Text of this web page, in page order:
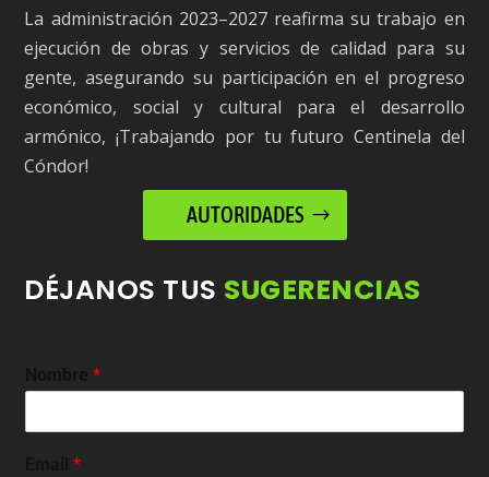
La administración 2023–2027 reafirma su trabajo en
ejecución de obras y servicios de calidad para su
gente, asegurando su participación en el progreso
económico, social y cultural para el desarrollo
armónico, ¡Trabajando por tu futuro Centinela del
Cóndor!
AUTORIDADES
DÉJANOS TUS SUGERENCIAS
Nombre*
Email*